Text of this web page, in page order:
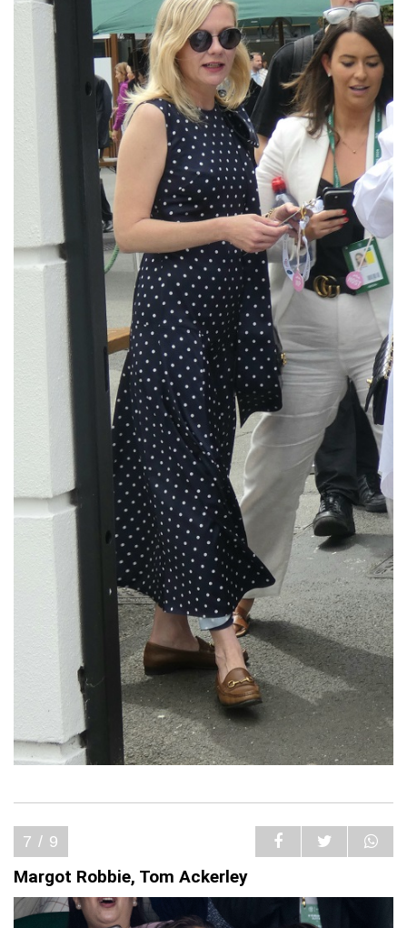
7 / 9
Margot Robbie, Tom Ackerley